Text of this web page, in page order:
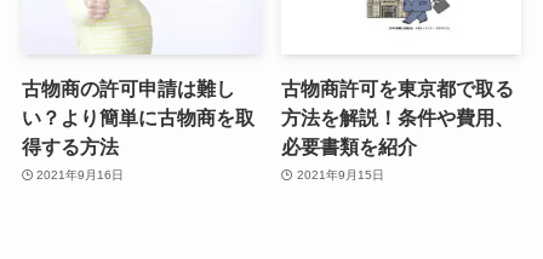
古物商の許可申請は難し
い？より簡単に古物商を取
得する方法
2021年9月16日
古物商許可を東京都で取る
方法を解説！条件や費用、
必要書類を紹介
2021年9月15日